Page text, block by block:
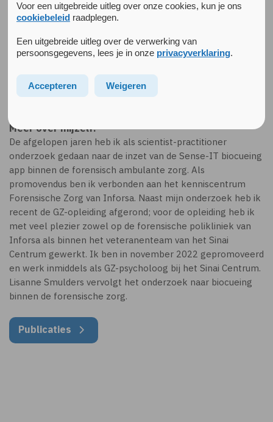
Annemieke ter Harmsel
Meer over mijzelf:
De afgelopen jaren heb ik als scientist-practitioner
onderzoek gedaan naar de inzet van de Sense-IT biocueing
app binnen de forensisch ambulante zorg. Als
promovendus ben ik verbonden aan het kenniscentrum
Forensische Zorg van Inforsa. Naast mijn onderzoek heb ik
recent de GZ-opleiding afgerond; voor de opleiding heb ik
met veel plezier zowel op de forensische polikliniek van
Inforsa als binnen het veteranenteam van het Sinai
Centrum gewerkt. Ik ben in november 2022 gepromoveerd
en werk inmiddels als GZ-psycholoog bij het Sinai Centrum.
Lisanne Smulders vervolgt het onderzoek naar biocueing
binnen de forensische zorg.
Publicaties
Voor een uitgebreide uitleg over onze cookies, kun je ons
cookiebeleidraadplegen.
Een uitgebreide uitleg over de verwerking van
persoonsgegevens, lees je in onze privacyverklaring.
Accepteren Weigeren